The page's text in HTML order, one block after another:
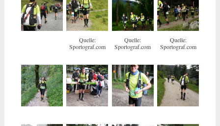
Quelle:
Sportograf.com
Quelle:
Sportograf.com
Quelle:
Sportograf.com